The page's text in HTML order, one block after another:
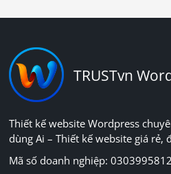
TRUSTvn
Thiết kế website Wordpress
dùng Ai – Thiết kế website giá rẻ,
Mã số doanh nghiệp: 0303995812